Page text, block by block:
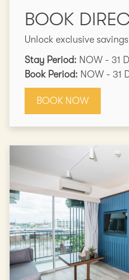
BOOK
Unlock exclusive
Stay Period: NOW - 31
Book Period: NOW - 31
BOOK NOW